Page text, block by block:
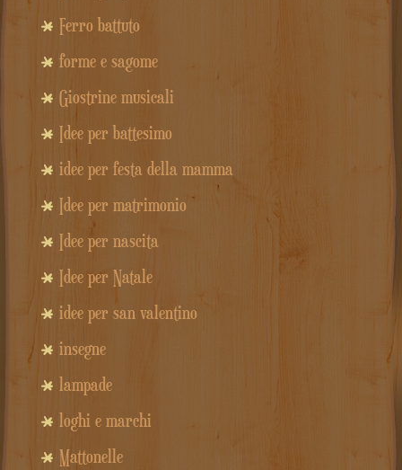
Ferro battuto
forme e sagome
Giostrine musicali
Idee per battesimo
idee per festa della mamma
Idee per matrimonio
Idee per nascita
Idee per Natale
idee per san valentino
insegne
lampade
loghi e marchi
Mattonelle